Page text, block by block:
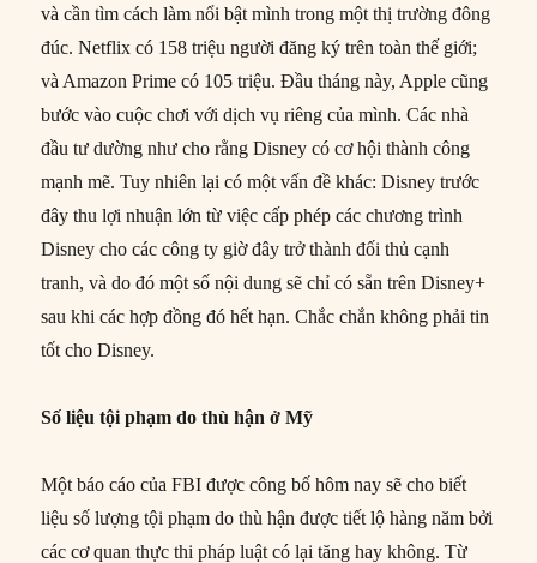
và cần tìm cách làm nổi bật mình trong một thị trường đông
đúc. Netflix có 158 triệu người đăng ký trên toàn thế giới;
và Amazon Prime có 105 triệu. Đầu tháng này, Apple cũng
bước vào cuộc chơi với dịch vụ riêng của mình. Các nhà
đầu tư dường như cho rằng Disney có cơ hội thành công
mạnh mẽ. Tuy nhiên lại có một vấn đề khác: Disney trước
đây thu lợi nhuận lớn từ việc cấp phép các chương trình
Disney cho các công ty giờ đây trở thành đối thủ cạnh
tranh, và do đó một số nội dung sẽ chỉ có sẵn trên Disney+
sau khi các hợp đồng đó hết hạn. Chắc chắn không phải tin
tốt cho Disney.
Số liệu tội phạm do thù hận ở Mỹ
Một báo cáo của FBI được công bố hôm nay sẽ cho biết
liệu số lượng tội phạm do thù hận được tiết lộ hàng năm bởi
các cơ quan thực thi pháp luật có lại tăng hay không. Từ